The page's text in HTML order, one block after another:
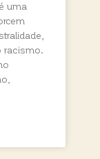
uma
racismo.